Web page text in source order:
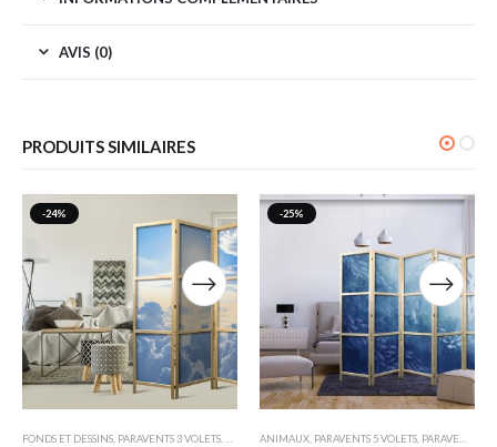
AVIS (0)
PRODUITS SIMILAIRES
-24%
FONDS ET DESSINS, PARAVENTS 3 VOLETS,PARAVENTS JAPONAIS
-25%
ANIMAUX, PARAVENTS 5 VOLETS, PARAVENTS JAPONAIS